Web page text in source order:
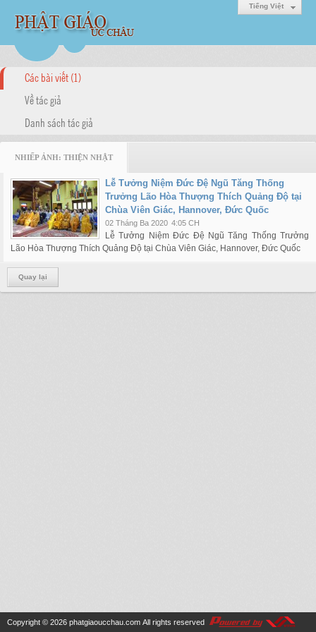
Tiếng Việt
Các bài viết (1)
Về tác giả
Danh sách tác giả
NHIẾP ẢNH: THIỆN NHẬT
Lễ Tưởng Niệm Đức Đệ Ngũ Tăng Thống
Trưởng Lão Hòa Thượng Thích Quảng Độ tại
Chùa Viên Giác, Hannover, Đức Quốc
02 Tháng Ba 2020 4:05 CH
Lễ Tưởng Niệm Đức Đệ Ngũ Tăng Thống Trưởng
Lão Hòa Thượng Thích Quảng Độ tại Chùa Viên Giác, Hannover, Đức Quốc
Quay lại
Copyright © 2026 phatgiaoucchau.com All rights reserved